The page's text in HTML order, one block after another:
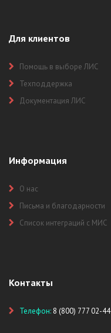
Для клиентов
Помощь в выборе ЛИС
Техподдержка
Документация ЛИС
Информация
О нас
Письма и благодарности
Список интеграций с МИС
Контакты
Телефон: 8 (800) 777 02-44